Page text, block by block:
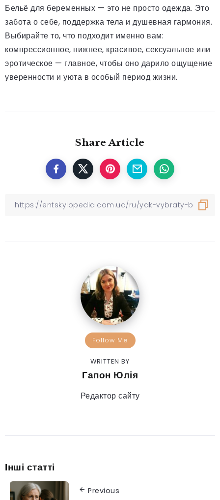
Бельё для беременных — это не просто одежда. Это
забота о себе, поддержка тела и душевная гармония.
Выбирайте то, что подходит именно вам:
компрессионное, нижнее, красивое, сексуальное или
эротическое — главное, чтобы оно дарило ощущение
уверенности и уюта в особый период жизни.
Share Article
Follow Me
WRITTEN BY
Гапон Юлія
Редактор сайту
Інші статті
Previous